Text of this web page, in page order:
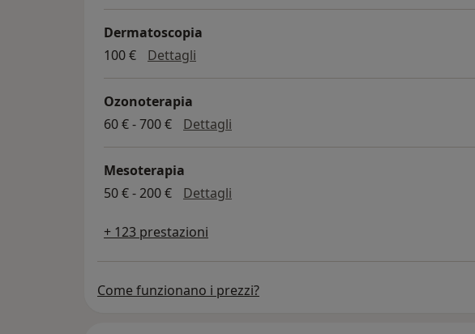
Dermatoscopia
100 €
Dettagli
Ozonoterapia
60 € - 700 €
Dettagli
Mesoterapia
50 € - 200 €
Dettagli
+ 123 prestazioni
Come funzionano i prezzi?